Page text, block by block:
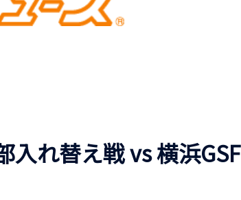
入れ替え戦 vs 横浜GSF